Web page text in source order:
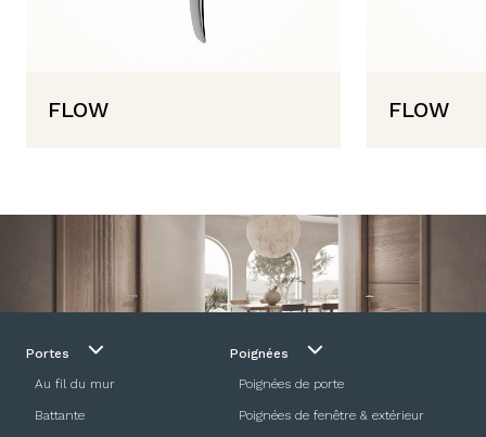
FLOW FLOW
Portes
Au fil du mur
Battante
Poignées
Poignées de porte
Poignées de fenêtre & extérieur